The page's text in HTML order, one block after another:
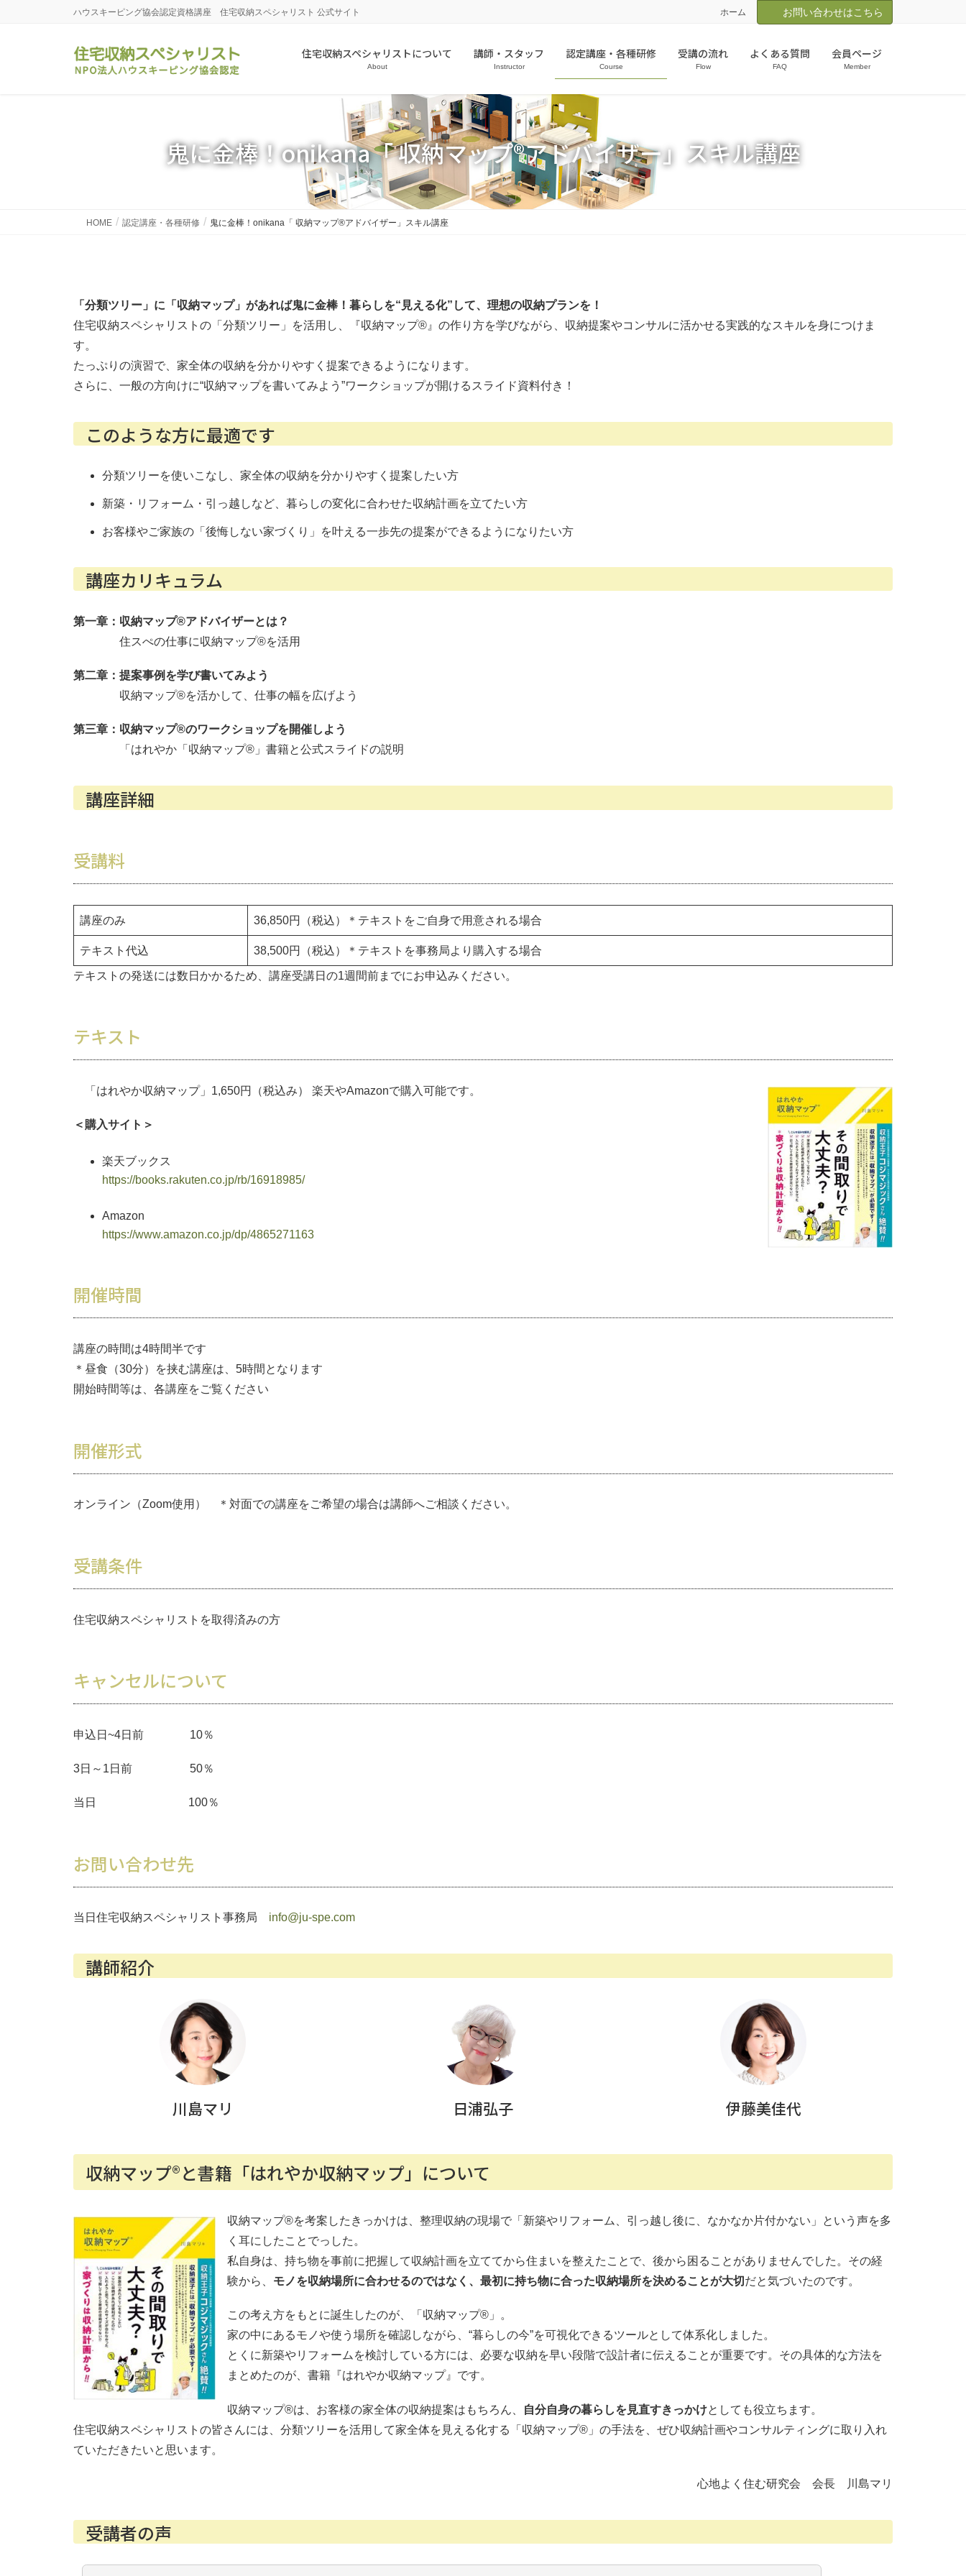
ハウスキーピング協会認定資格講座 住宅収納スペシャリスト 公式サイト ホーム お問い合わせはこちら
住宅収納スペシャリストについて
About
講師・スタッフ
Instructor
認定講座・各種研修
Course
受講の流れ
Flow
よくある質問
FAQ
会員ページ
Member
鬼に金棒！onikana「 収納マップ®アドバイザー」スキル講座
HOME 認定講座・各種研修 鬼に金棒！onikana「 収納マップ®アドバイザー」スキル講座
「分類ツリー」に「収納マップ」があれば鬼に金棒！暮らしを“見える化”して、理想の収納プランを！
住宅収納スペシャリストの「分類ツリー」を活用し、『収納マップ®』の作り方を学びながら、収納提案やコンサルに活かせる実践的なスキルを身につけま
す。
たっぷりの演習で、家全体の収納を分かりやすく提案できるようになります。
さらに、一般の方向けに“収納マップを書いてみよう”ワークショップが開けるスライド資料付き！
このような方に最適です
分類ツリーを使いこなし、家全体の収納を分かりやすく提案したい方
新築・リフォーム・引っ越しなど、暮らしの変化に合わせた収納計画を立てたい方
お客様やご家族の「後悔しない家づくり」を叶える一歩先の提案ができるようになりたい方
講座カリキュラム
第一章：収納マップ®アドバイザーとは？
住スぺの仕事に収納マップ®を活用
第二章：提案事例を学び書いてみよう
収納マップ®を活かして、仕事の幅を広げよう
第三章：収納マップ®のワークショップを開催しよう
「はれやか「収納マップ®」書籍と公式スライドの説明
講座詳細
受講料
講座のみ 36,850円（税込）＊テキストをご自身で用意される場合
テキスト代込 38,500円（税込）＊テキストを事務局より購入する場合
テキストの発送には数日かかるため、講座受講日の1週間前までにお申込みください。
テキスト
「はれやか収納マップ」1,650円（税込み） 楽天やAmazonで購入可能です。
＜購入サイト＞
楽天ブックス
https://books.rakuten.co.jp/rb/16918985/
Amazon
https://www.amazon.co.jp/dp/4865271163
開催時間
講座の時間は4時間半です
＊昼食（30分）を挟む講座は、5時間となります
開始時間等は、各講座をご覧ください
開催形式
オンライン（Zoom使用） ＊対面での講座をご希望の場合は講師へご相談ください。
受講条件
住宅収納スペシャリストを取得済みの方
キャンセルについて
申込日~4日前 10％
3日～1日前 50％
当日 100％
お問い合わせ先
当日住宅収納スペシャリスト事務局 info@ju-spe.com
講師紹介
川島マリ 日浦弘子 伊藤美佳代
収納マップ®と書籍「はれやか収納マップ」について
収納マップ®を考案したきっかけは、整理収納の現場で「新築やリフォーム、引っ越し後に、なかなか片付かない」という声を多
く耳にしたことでっした。
私自身は、持ち物を事前に把握して収納計画を立ててから住まいを整えたことで、後から困ることがありませんでした。その経
験から、 モノを収納場所に合わせるのではなく、最初に持ち物に合った収納場所を決めることが大切 だと気づいたのです。
この考え方をもとに誕生したのが、「収納マップ®」。
家の中にあるモノや使う場所を確認しながら、“暮らしの今”を可視化できるツールとして体系化しました。
とくに新築やリフォームを検討している方には、必要な収納を早い段階で設計者に伝えることが重要です。その具体的な方法を
まとめたのが、書籍『はれやか収納マップ』です。
収納マップ®は、お客様の家全体の収納提案はもちろん、 自分自身の暮らしを見直すきっかけとしても役立ちます。
住宅収納スペシャリストの皆さんには、分類ツリーを活用して家全体を見える化する「収納マップ®」の手法を、ぜひ収納計画やコンサルティングに取り入れ
ていただきたいと思います。
心地よく住む研究会 会長 川島マリ
受講者の声